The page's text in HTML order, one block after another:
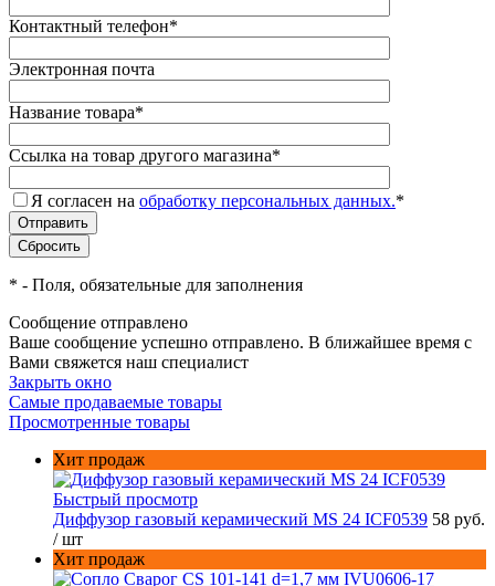
Контактный телефон*
Электронная почта
Название товара*
Ссылка на товар другого магазина*
Я согласен на обработку персональных данных.*
* - Поля, обязательные для заполнения
Сообщение отправлено
Ваше сообщение успешно отправлено. В ближайшее время с
Вами свяжется наш специалист
Закрыть окно
Самые продаваемые товары
Просмотренные товары
Хит продаж
Быстрый просмотр
Диффузор газовый керамический MS 24 ICF0539 58 руб.
/ шт
Хит продаж